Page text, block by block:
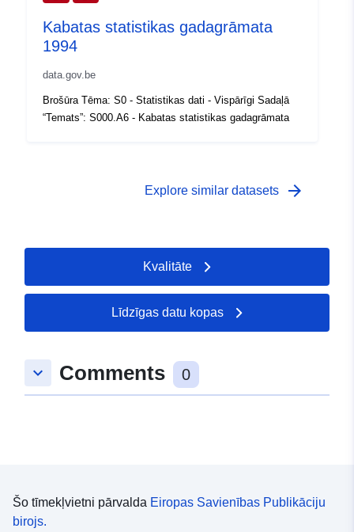
Periods:
Kabatas statistikas gadagrāmata
1994
data.gov.be
Brošūra Tēma: S0 - Statistikas dati - Vispārīgi Sadaļā
“Temats”: S000.A6 - Kabatas statistikas gadagrāmata
Explore similar datasets arrow_forward
Kvalitāte
Līdzīgas datu kopas
keyboard_arrow_down Comments 0
Šo tīmekļvietni pārvalda Eiropas Savienības Publikāciju
birojs.